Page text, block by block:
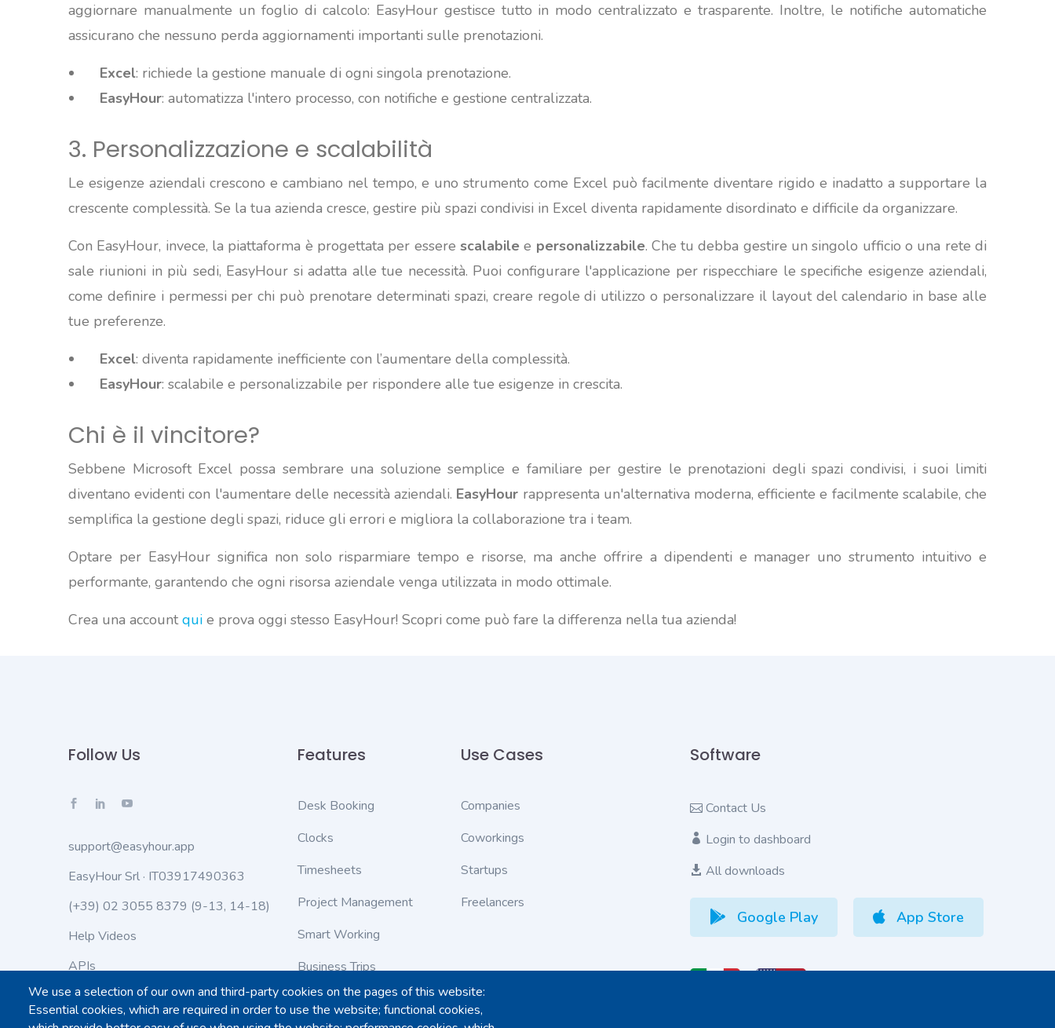
aggiornare manualmente un foglio di calcolo: EasyHour gestisce tutto in modo centralizzato e trasparente. Inoltre, le notifiche automatiche
assicurano che nessuno perda aggiornamenti importanti sulle prenotazioni.
Excel: richiede la gestione manuale di ogni singola prenotazione.
EasyHour: automatizza l'intero processo, con notifiche e gestione centralizzata.
3. Personalizzazione e scalabilità
Le esigenze aziendali crescono e cambiano nel tempo, e uno strumento come Excel può facilmente diventare rigido e inadatto a supportare la
crescente complessità. Se la tua azienda cresce, gestire più spazi condivisi in Excel diventa rapidamente disordinato e difficile da organizzare.
Con EasyHour, invece, la piattaforma è progettata per essere scalabilee personalizzabile. Che tu debba gestire un singolo ufficio o una rete di
sale riunioni in più sedi, EasyHour si adatta alle tue necessità. Puoi configurare l'applicazione per rispecchiare le specifiche esigenze aziendali,
come definire i permessi per chi può prenotare determinati spazi, creare regole di utilizzo o personalizzare il layout del calendario in base alle
tue preferenze.
Excel: diventa rapidamente inefficiente con l’aumentare della complessità.
EasyHour: scalabile e personalizzabile per rispondere alle tue esigenze in crescita.
Chi è il vincitore?
Sebbene Microsoft Excel possa sembrare una soluzione semplice e familiare per gestire le prenotazioni degli spazi condivisi, i suoi limiti
diventano evidenti con l'aumentare delle necessità aziendali. EasyHour rappresenta un'alternativa moderna, efficiente e facilmente scalabile, che
semplifica la gestione degli spazi, riduce gli errori e migliora la collaborazione tra i team.
Optare per EasyHour significa non solo risparmiare tempo e risorse, ma anche offrire a dipendenti e manager uno strumento intuitivo e
performante, garantendo che ogni risorsa aziendale venga utilizzata in modo ottimale.
Crea una accountqui e prova oggi stesso EasyHour! Scopri come può fare la differenza nella tua azienda!
Follow Us
support@easyhour.app
EasyHour Srl · IT03917490363
(+39) 02 3055 8379 (9-13, 14-18)
Help Videos
APIs
Status
Features
Desk Booking
Clocks
Timesheets
Project Management
Smart Working
Business Trips
Work Leaves
Use Cases
Companies
Coworkings
Startups
Freelancers
Software
Contact Us
Login to dashboard
All downloads
Google Play App Store
We use a selection of our own and third-party cookies on the pages of this website:
Essential cookies, which are required in order to use the website; functional cookies,